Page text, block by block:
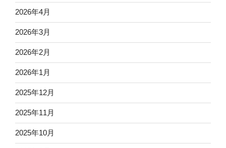
2026年4月
2026年3月
2026年2月
2026年1月
2025年12月
2025年11月
2025年10月